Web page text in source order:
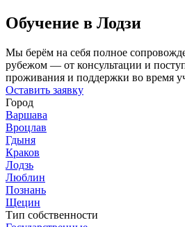
Обучение в Лодзи
Мы берём на себя полное
рубежом — от консультации и
проживания и поддержки во время
Оставить заявку
Город
Варшава
Вроцлав
Гдыня
Краков
Лодзь
Люблин
Познань
Щецин
Тип собственности